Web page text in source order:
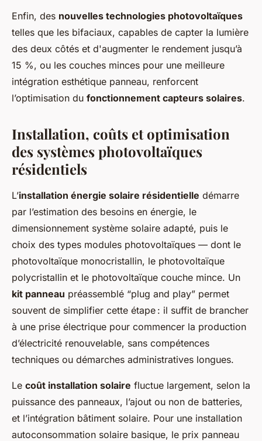
Enfin, des nouvelles technologies photovoltaïques
telles que les bifaciaux, capables de capter la lumière
des deux côtés et d'augmenter le rendement jusqu’à
15 %, ou les couches minces pour une meilleure
intégration esthétique panneau, renforcent
l’optimisation du fonctionnement capteurs solaires.
Installation, coûts et optimisation
des systèmes photovoltaïques
résidentiels
L’installation énergie solaire résidentielle démarre
par l’estimation des besoins en énergie, le
dimensionnement système solaire adapté, puis le
choix des types modules photovoltaïques — dont le
photovoltaïque monocristallin, le photovoltaïque
polycristallin et le photovoltaïque couche mince. Un
kit panneau préassemblé “plug and play” permet
souvent de simplifier cette étape : il suffit de brancher
à une prise électrique pour commencer la production
d’électricité renouvelable, sans compétences
techniques ou démarches administratives longues.
Le coût installation solaire fluctue largement, selon la
puissance des panneaux, l’ajout ou non de batteries,
et l’intégration bâtiment solaire. Pour une installation
autoconsommation solaire basique, le prix panneau